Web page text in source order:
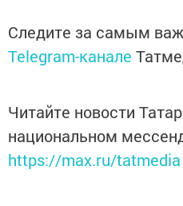
Следите за самым
Telegram-канале
Читайте новости
национальном
https://max.ru/tatmedia